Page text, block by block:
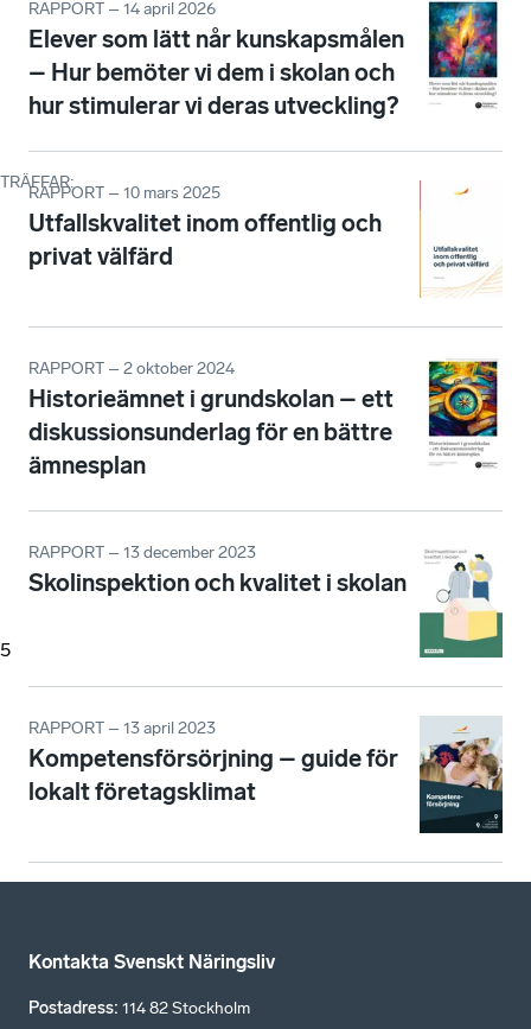
TRÄFFAR:
5
RAPPORT – 14 april 2026
Elever som lätt når kunskapsmålen
– Hur bemöter vi dem i skolan och
hur stimulerar vi deras utveckling?
RAPPORT – 10 mars 2025
Utfallskvalitet inom offentlig och
privat välfärd
RAPPORT – 2 oktober 2024
Historieämnet i grundskolan – ett
diskussionsunderlag för en bättre
ämnesplan
RAPPORT – 13 december 2023
Skolinspektion och kvalitet i skolan
RAPPORT – 13 april 2023
Kompetensförsörjning – guide för
lokalt företagsklimat
Kontakta Svenskt Näringsliv
Postadress: 114 82 Stockholm